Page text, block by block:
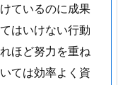
ているのに成果
はいけない行動
ほど努力を重ね
ては効率よく資